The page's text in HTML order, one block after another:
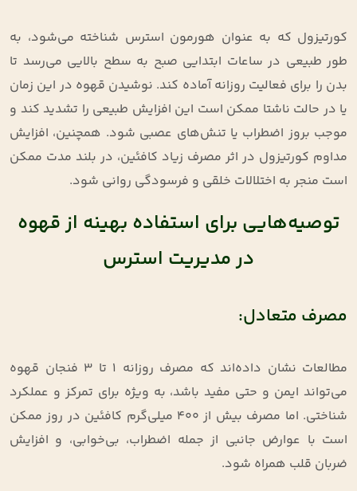
کورتیزول که به ‌عنوان هورمون استرس شناخته می‌شود، به
طور طبیعی در ساعات ابتدایی صبح به سطح بالایی می‌رسد تا
بدن را برای فعالیت روزانه آماده کند. نوشیدن قهوه در این زمان
یا در حالت ناشتا ممکن است این افزایش طبیعی را تشدید کند و
موجب بروز اضطراب یا تنش‌های عصبی شود. همچنین، افزایش
مداوم کورتیزول در اثر مصرف زیاد کافئین، در بلند مدت ممکن
است منجر به اختلالات خلقی و فرسودگی روانی شود.
توصیه‌هایی برای استفاده بهینه از قهوه
در مدیریت استرس
مصرف متعادل:
مطالعات نشان داده‌اند که مصرف روزانه ۱ تا ۳ فنجان قهوه
می‌تواند ایمن و حتی مفید باشد، به‌ ویژه برای تمرکز و عملکرد
شناختی. اما مصرف بیش از ۴۰۰ میلی‌گرم کافئین در روز ممکن
است با عوارض جانبی از جمله اضطراب، بی‌خوابی، و افزایش
ضربان قلب همراه شود.